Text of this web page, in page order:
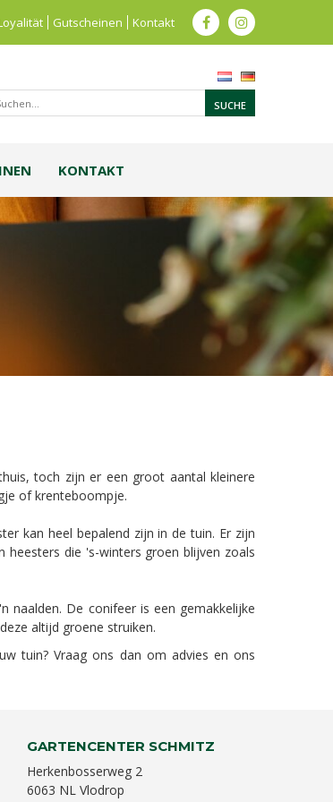
Gutscheinen Kontakt
KONTAKT
toch zijn er een groot aantal kleinere
of krenteboompje.
kan heel bepalend zijn in de tuin. Er zijn
die 's-winters groen blijven zoals
naalden. De conifeer is een gemakkelijke
altijd groene struiken.
tuin? Vraag ons dan om advies en ons
GARTENCENTER SCHMITZ
Herkenbosserweg 2
6063 NL Vlodrop